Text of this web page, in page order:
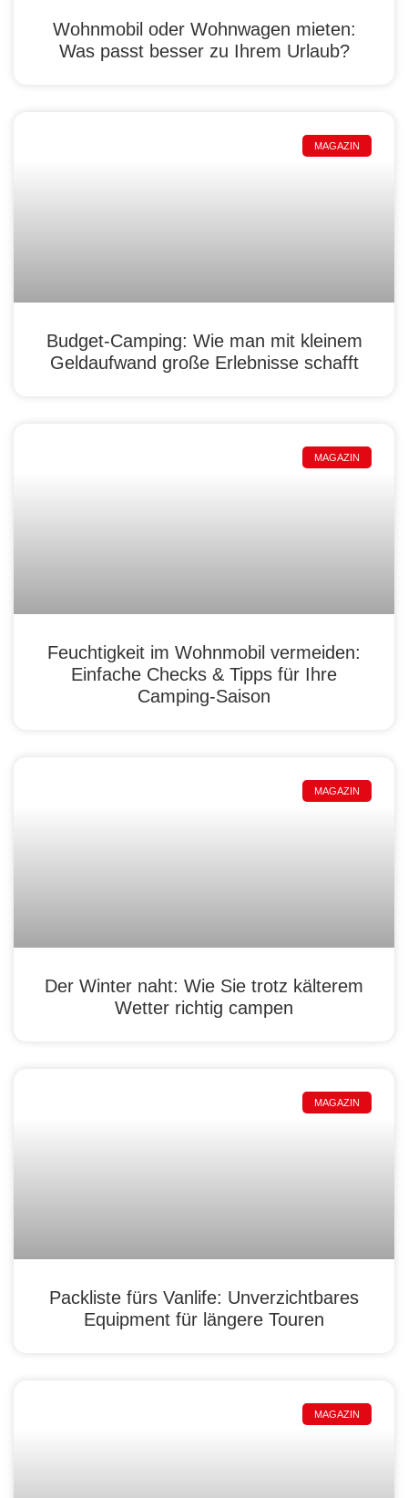
Wohnmobil oder Wohnwagen mieten:
Was passt besser zu Ihrem Urlaub?
MAGAZIN
Budget-Camping: Wie man mit kleinem
Geldaufwand große Erlebnisse schafft
MAGAZIN
Feuchtigkeit im Wohnmobil vermeiden:
Einfache Checks & Tipps für Ihre
Camping-Saison
MAGAZIN
Der Winter naht: Wie Sie trotz kälterem
Wetter richtig campen
MAGAZIN
Packliste fürs Vanlife: Unverzichtbares
Equipment für längere Touren
MAGAZIN